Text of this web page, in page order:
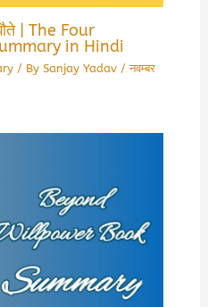
| The Four
in Hindi
/ By Sanjay Yadav /नवम्बर